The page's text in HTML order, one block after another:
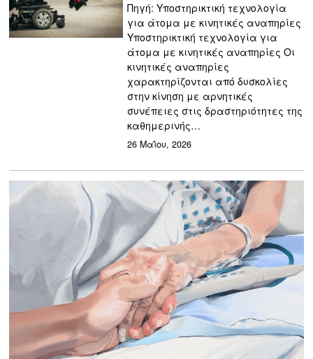
Πηγή: Υποστηρικτική τεχνολογία
για άτομα με κινητικές αναπηρίες
Υποστηρικτική τεχνολογία για
άτομα με κινητικές αναπηρίες Οι
κινητικές αναπηρίες
χαρακτηρίζονται από δυσκολίες
στην κίνηση με αρνητικές
συνέπειες στις δραστηριότητες της
καθημερινής…
26 Μαΐου, 2026